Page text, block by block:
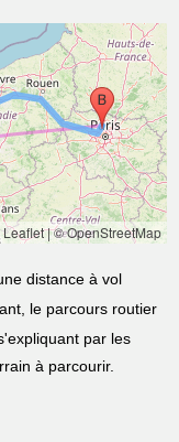
Leaflet|© OpenStreetMap
distance à vol
le parcours routier
par les
à parcourir.